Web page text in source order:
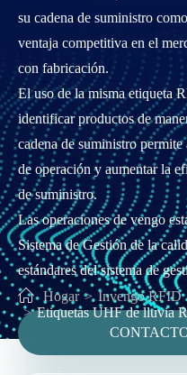
su cadena de suministro
ventaja competitiva en el
con fabricación.
El uso de la misma etiqueta
identificar productos de
cadena de suministro
de operación y aumentar la
de suministro.
Las operaciones de vengo
Sistema de Gestión de la
estándares del sistema de
Hogar
Invengo RFID
Etiquetas UHF de lluvia